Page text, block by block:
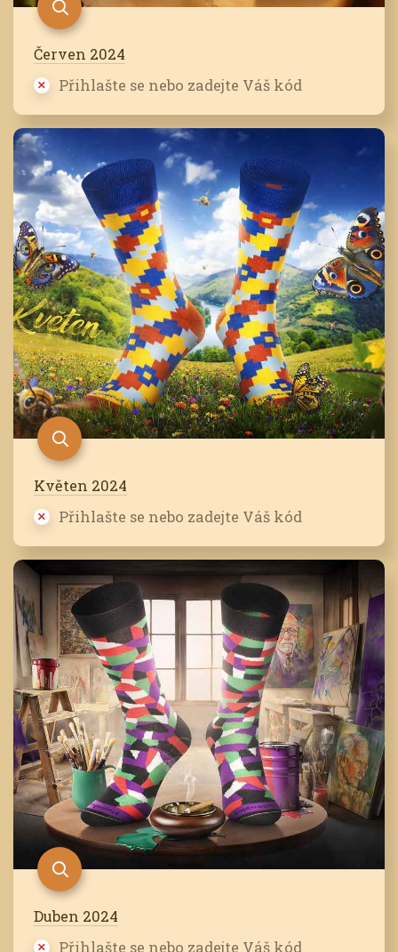
Červen 2024
Přihlašte se nebo zadejte Váš kód
Květen 2024
Přihlašte se nebo zadejte Váš kód
Duben 2024
Přihlašte se nebo zadejte Váš kód